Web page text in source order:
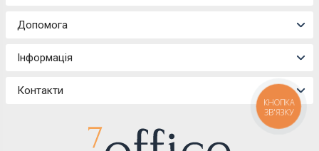
Допомога
Інформація
Контакти
КНОПКА
ЗВ'ЯЗКУ